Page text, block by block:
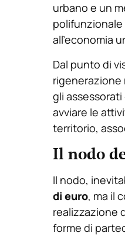
urbano e un
all’economia
Dal punto di
rigenerazione
gli
avviare le
territorio,
Il nodo
Il nodo,
di euro, ma il
realizzazione
forme di